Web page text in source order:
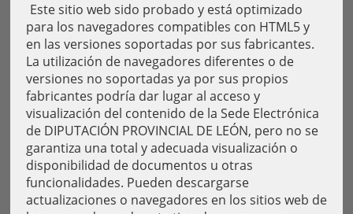
Este sitio web sido probado y está optimizado
para los navegadores compatibles con HTML5 y
en las versiones soportadas por sus fabricantes.
La utilización de navegadores diferentes o de
versiones no soportadas ya por sus propios
fabricantes podría dar lugar al acceso y
visualización del contenido de la Sede Electrónica
de DIPUTACIÓN PROVINCIAL DE LEÓN, pero no se
garantiza una total y adecuada visualización o
disponibilidad de documentos u otras
funcionalidades. Pueden descargarse
actualizaciones o navegadores en los sitios web de